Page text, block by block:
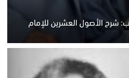
شرح الأصول العشرين للإمام